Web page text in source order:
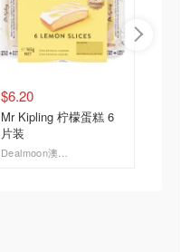
$6.20
Mr Kipling 柠檬蛋糕 6
片装